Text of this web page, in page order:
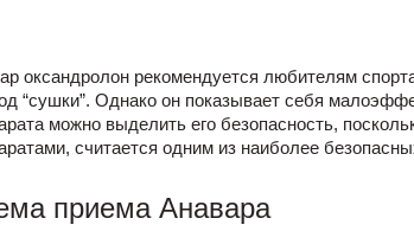
оксандролон рекомендуется любителям
“сушки”. Однако он показывает себя
можно выделить его безопасность,
считается одним из наиболее
приема Анавара